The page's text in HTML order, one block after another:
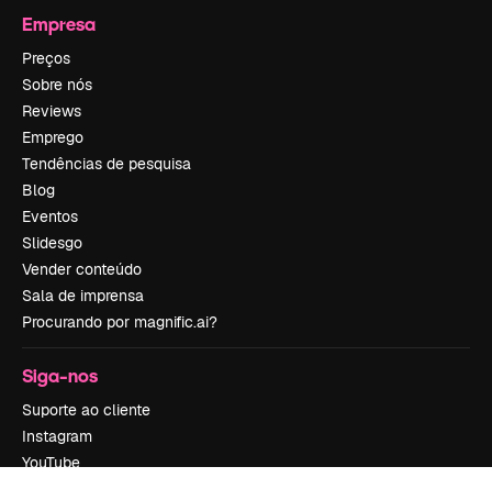
Empresa
Preços
Sobre nós
Reviews
Emprego
Tendências de pesquisa
Blog
Eventos
Slidesgo
Vender conteúdo
Sala de imprensa
Procurando por magnific.ai?
Siga-nos
Suporte ao cliente
Instagram
YouTube